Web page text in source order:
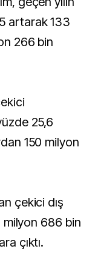
artarak 133
266 bin
25,6
150 milyon
çekici dış
milyon 686 bin
çıktı.